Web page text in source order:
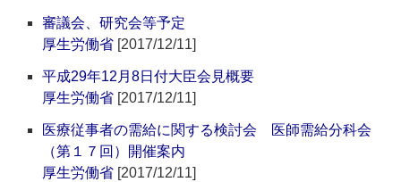
審議会、研究会等予定
厚生労働省 [2017/12/11]
平成29年12月8日付大臣会見概要
厚生労働省 [2017/12/11]
医療従事者の需給に関する検討会 医師需給分科会
（第１７回）開催案内
厚生労働省 [2017/12/11]